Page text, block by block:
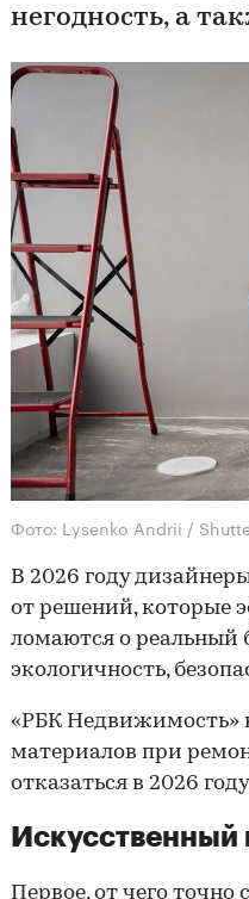
негодность, а
Фото: Lysenko Andrii /
В 2026 году
от решений, которые
ломаются о реальный
экологичность,
«РБК Недвижимость»
материалов при
отказаться в 2026
Искусственный
Первое, от чего